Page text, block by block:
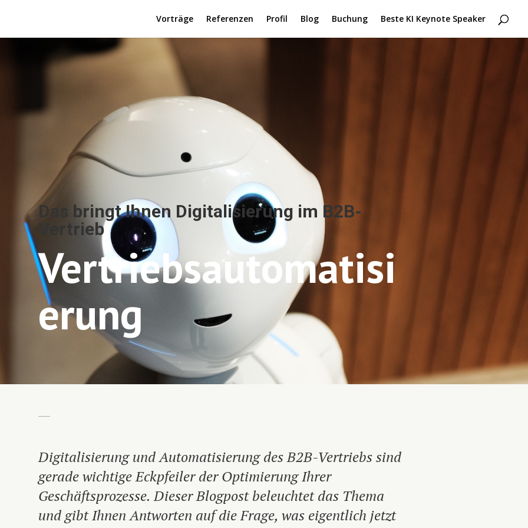
Vorträge Referenzen Profil Blog Buchung Beste KI Keynote Speaker
Das bringt Ihnen Digitalisierung im B2B-
Vertrieb
Vertriebsautomatisi
erung
Digitalisierung und Automatisierung des B2B-Vertriebs sind
gerade wichtige Eckpfeiler der Optimierung Ihrer
Geschäftsprozesse. Dieser Blogpost beleuchtet das Thema
und gibt Ihnen Antworten auf die Frage, was eigentlich jetzt